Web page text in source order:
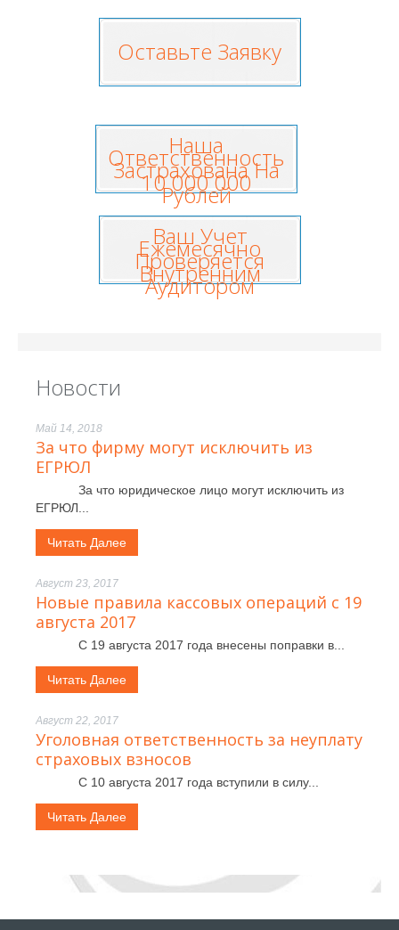
Оставьте Заявку
Наша
Ответственность
Застрахована На
10 000 000
Рублей
Ваш Учет
Ежемесячно
Проверяется
Внутренним
Аудитором
Новости
Май 14, 2018
За что фирму могут исключить из
ЕГРЮЛ
За что юридическое лицо могут исключить из
ЕГРЮЛ...
Читать Далее
Август 23, 2017
Новые правила кассовых операций с 19
августа 2017
С 19 августа 2017 года внесены поправки в...
Читать Далее
Август 22, 2017
Уголовная ответственность за неуплату
страховых взносов
С 10 августа 2017 года вступили в силу...
Читать Далее